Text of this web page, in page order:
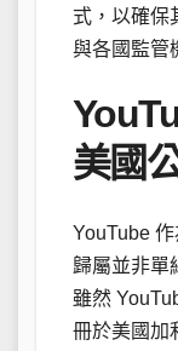
式，以確保
與各國監管
美國
YouTube
歸屬並非單
雖然
冊於美國加